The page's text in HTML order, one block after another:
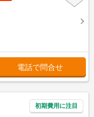
電話で問合せ
初期費用に注目